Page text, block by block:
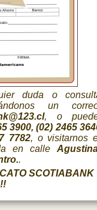
duda o
un
, o
3900, (02) 2465
7782, o visitarnos
en calle
.
SCOTIABANK